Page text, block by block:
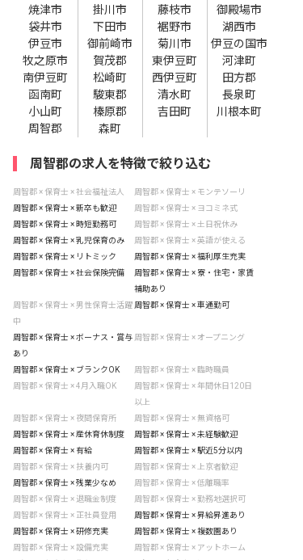
焼津市
掛川市 藤枝市
御殿場市
袋井市
下田市 裾野市
湖西市
伊豆市
御前崎市 菊川市
伊豆の国市
牧之原市
賀茂郡 東伊豆町
河津町
南伊豆町
松崎町 西伊豆町
田方郡
函南町
駿東郡 清水町
長泉町
小山町
榛原郡 吉田町
川根本町
周智郡
森町
周智郡の求人を特徴で絞り込む
周智郡 × 保育士 × 社会福祉法人
周智郡 × 保育士 × モンテソーリ
周智郡 × 保育士 × 新卒も歓迎
周智郡 × 保育士 × ヨコミネ式
周智郡 × 保育士 × 時短勤務可
周智郡 × 保育士 × 土日祝休み
周智郡 × 保育士 × 乳児保育のみ
周智郡 × 保育士 × 英語が使える
周智郡 × 保育士 × リトミック
周智郡 × 保育士 × 福利厚生充実
周智郡 × 保育士 × 社会保険完備
周智郡 × 保育士 × 寮・住宅・家賃
補助あり
周智郡 × 保育士 × 男性保育士活躍
中
周智郡 × 保育士 × 車通勤可
周智郡 × 保育士 × ボーナス・賞与
あり
周智郡 × 保育士 × オープニング
周智郡 × 保育士 × ブランクOK
周智郡 × 保育士 × 臨時職員
周智郡 × 保育士 × 4月入職OK
周智郡 × 保育士 × 年間休日120日
以上
周智郡 × 保育士 × 夜間保育所
周智郡 × 保育士 × 無資格可
周智郡 × 保育士 × 産休育休制度
周智郡 × 保育士 × 未経験歓迎
周智郡 × 保育士 × 有給
周智郡 × 保育士 × 駅近5分以内
周智郡 × 保育士 × 扶養内可
周智郡 × 保育士 × 上京者歓迎
周智郡 × 保育士 × 残業少なめ
周智郡 × 保育士 × 低離職率
周智郡 × 保育士 × 退職金制度
周智郡 × 保育士 × 勤務地選択可
周智郡 × 保育士 × 正社員登用
周智郡 × 保育士 × 昇給昇進あり
周智郡 × 保育士 × 研修充実
周智郡 × 保育士 × 複数園あり
周智郡 × 保育士 × 設備充実
周智郡 × 保育士 × アットホーム